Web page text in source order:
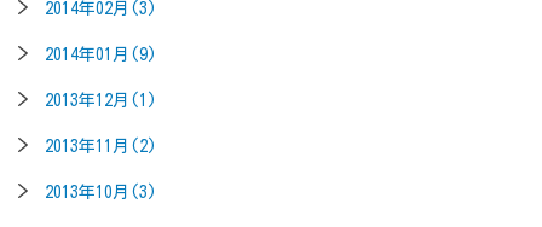
2014年02月(3)
2014年01月(9)
2013年12月(1)
2013年11月(2)
2013年10月(3)